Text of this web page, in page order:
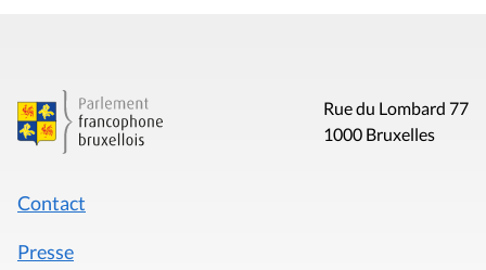
Rue du Lombard 77
1000 Bruxelles
Contact
Presse